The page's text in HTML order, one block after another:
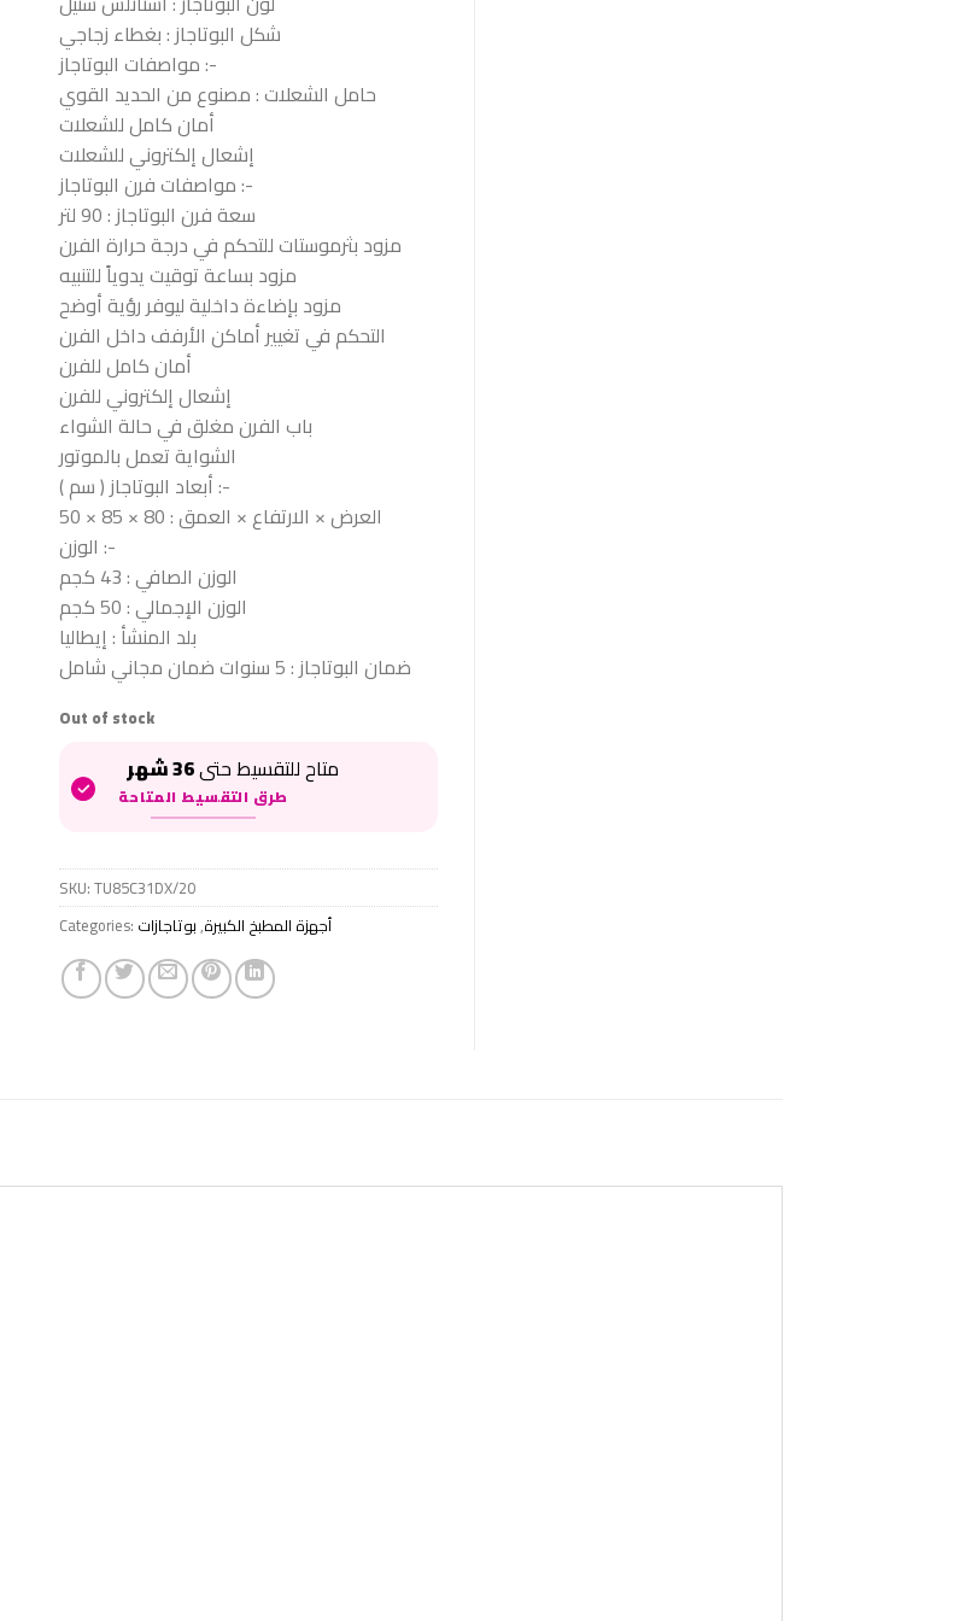
شكل البوتاجاز : بغطاء زجاجي
مواصفات البوتاجاز :-
حامل الشعلات : مصنوع من الحديد القوي
أمان كامل للشعلات
إشعال إلكتروني للشعلات
مواصفات فرن البوتاجاز :-
سعة فرن البوتاجاز : 90 لتر
مزود بثرموستات للتحكم في درجة حرارة الفرن
مزود بساعة توقيت يدوياً للتنبيه
مزود بإضاءة داخلية ليوفر رؤية أوضح
التحكم في تغيير أماكن الأرفف داخل الفرن
أمان كامل للفرن
إشعال إلكتروني للفرن
باب الفرن مغلق في حالة الشواء
الشواية تعمل بالموتور
أبعاد البوتاجاز ( سم ) :-
العرض × الارتفاع × العمق : 80 × 85 × 50
الوزن :-
الوزن الصافي : 43 كجم
الوزن الإجمالي : 50 كجم
بلد المنشأ : إيطاليا
ضمان البوتاجاز : 5 سنوات ضمان مجاني شامل
Out of stock
متاح للتقسيط حتى36 شهر
طرق التقسيط المتاحة
SKU:TU85C31DX/20
Categories:
أجهزة المطبخ الكبيرة,بوتاجازات